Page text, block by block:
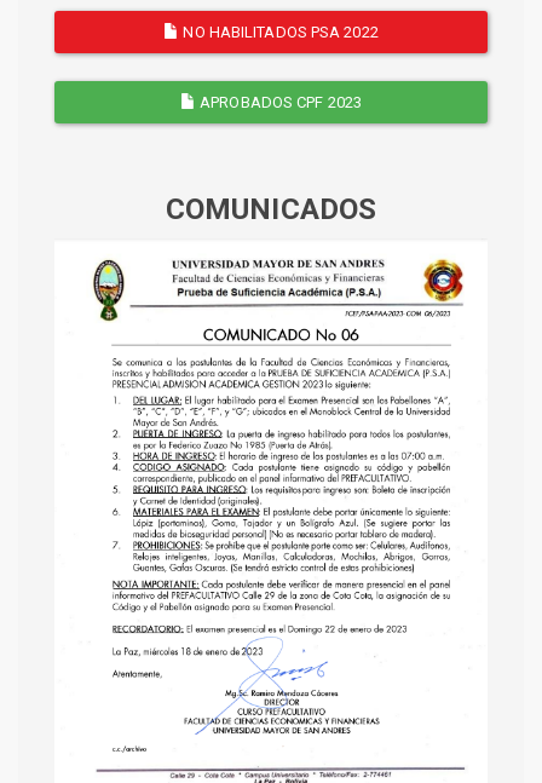
NO HABILITADOS PSA 2022
APROBADOS CPF 2023
COMUNICADOS